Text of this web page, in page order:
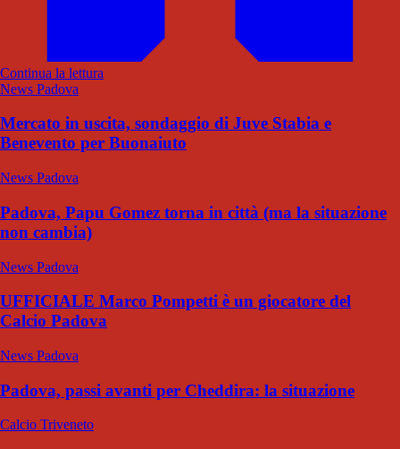
Continua la lettura
News Padova
Mercato in uscita, sondaggio di Juve Stabia e
Benevento per Buonaiuto
News Padova
Padova, Papu Gomez torna in città (ma la situazione
non cambia)
News Padova
UFFICIALE Marco Pompetti è un giocatore del
Calcio Padova
News Padova
Padova, passi avanti per Cheddira: la situazione
Calcio Triveneto